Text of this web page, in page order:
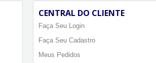
CENTRAL DO CLIENTE
Faça Seu Login
Faça Seu Cadastro
Meus Pedidos